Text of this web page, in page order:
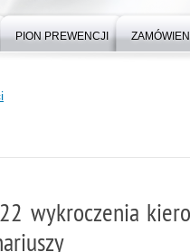
PION PREWENCJI
wykroczenia